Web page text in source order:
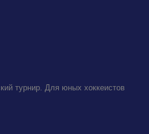
турнир. Для юных хоккеистов